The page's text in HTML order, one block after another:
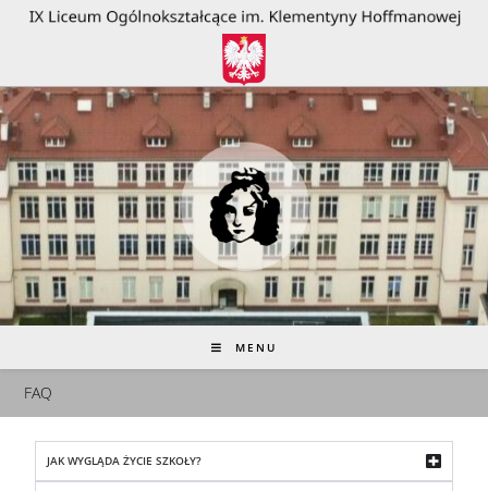
treści
MENU
FAQ
JAK WYGLĄDA ŻYCIE SZKOŁY?